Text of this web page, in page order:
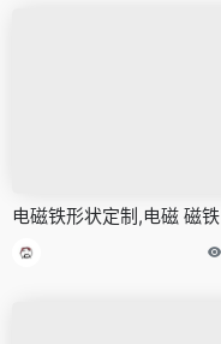
电磁铁形状定制,电磁 磁铁